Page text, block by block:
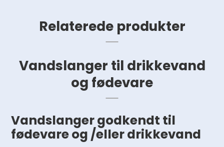
Relaterede produkter
Vandslanger til drikkevand
og fødevare
Vandslanger godkendt til
fødevare og /eller drikkevand